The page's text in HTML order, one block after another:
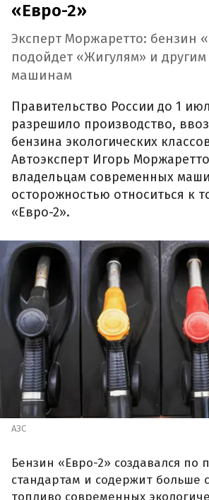
«Евро-2»
Эксперт Моржаретто: бензин
подойдет «Жигулям» и
машинам
Правительство России до 1
разрешило производство,
бензина экологических
Автоэксперт Игорь
владельцам современных
осторожностью относиться к
«Евро-2».
АЗС
Бензин «Евро-2» создавался по
стандартам и содержит больше